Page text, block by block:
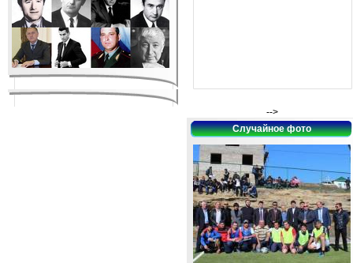
-->
Случайное фото